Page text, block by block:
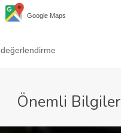
Google Maps
değerlendirme
Önemli Bilgiler